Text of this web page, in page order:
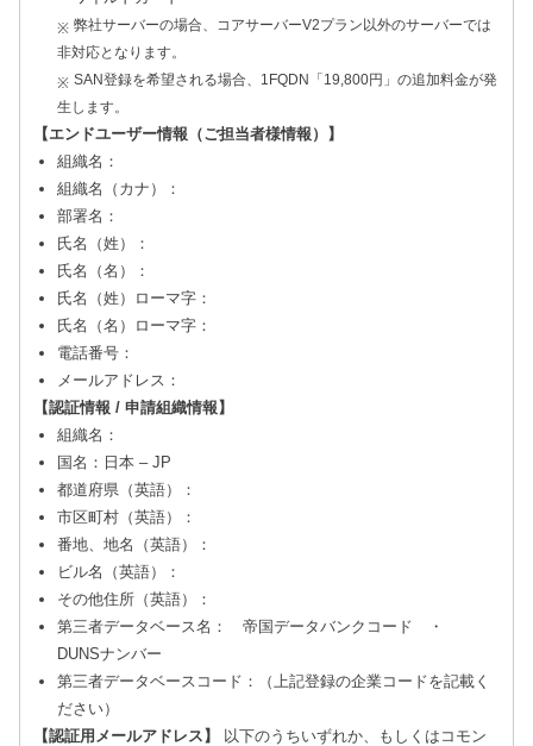
弊社サーバーの場合、コアサーバーV2プラン以外のサーバーでは
非対応となります。
SAN登録を希望される場合、1FQDN「19,800円」の追加料金が発
生します。
【エンドユーザー情報（ご担当者様情報）】
組織名：
組織名（カナ）：
部署名：
氏名（姓）：
氏名（名）：
氏名（姓）ローマ字：
氏名（名）ローマ字：
電話番号：
メールアドレス：
【認証情報 / 申請組織情報】
組織名：
国名：日本 – JP
都道府県（英語）：
市区町村（英語）：
番地、地名（英語）：
ビル名（英語）：
その他住所（英語）：
第三者データベース名： 帝国データバンクコード ・
DUNSナンバー
第三者データベースコード：（上記登録の企業コードを記載く
ださい）
【認証用メールアドレス】
以下のうちいずれか、もしくはコモン